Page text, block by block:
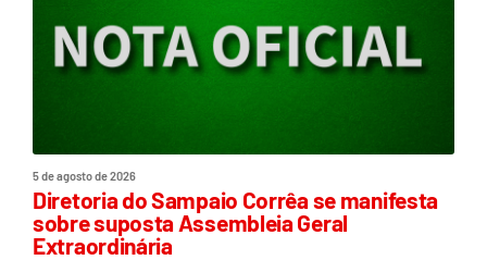
5 de agosto de 2026
Diretoria do Sampaio Corrêa se manifesta
sobre suposta Assembleia Geral
Extraordinária